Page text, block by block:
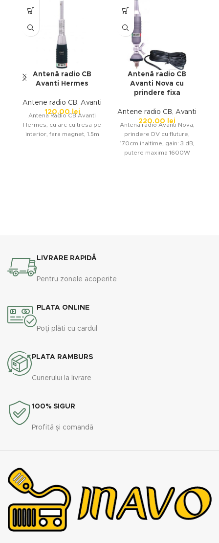
Antenă radio CB
Avanti Hermes
Antene radio CB, Avanti
120.00lei
Antena Radio CB Avanti
Hermes, cu arc cu tresa pe
interior, fara magnet, 1.5m
Antenă radio CB
Avanti Nova cu
prindere fixa
Antene radio CB, Avanti
220.00
lei
Antena radio Avanti Nova,
prindere DV cu fluture,
170cm inaltime, gain: 3 dB,
putere maxima 1600W
LIVRARE RAPIDĂ
Pentru zonele acoperite
PLATA ONLINE
Poți plăti cu cardul
PLATA RAMBURS
Curierului la livrare
100% SIGUR
Profită și comandă